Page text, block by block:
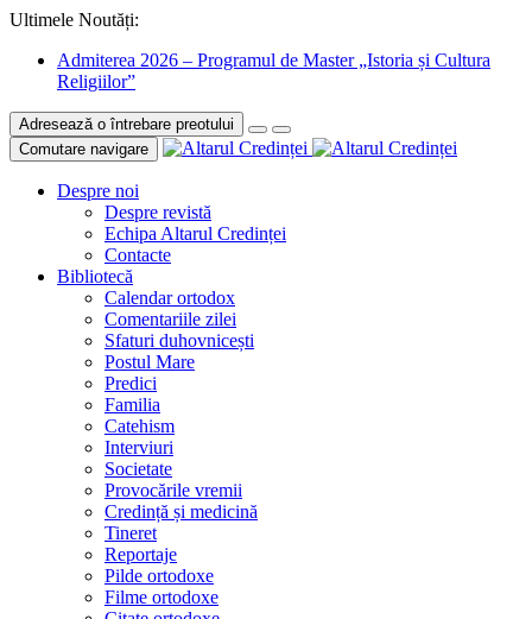
Ultimele Noutăți:
Admiterea 2026 – Programul de Master „Istoria și Cultura
Religiilor”
Adresează o întrebare preotului
Comutare navigare
Despre noi
Despre revistă
Echipa Altarul Credinței
Contacte
Bibliotecă
Calendar ortodox
Comentariile zilei
Sfaturi duhovnicești
Postul Mare
Predici
Familia
Catehism
Interviuri
Societate
Provocările vremii
Credință și medicină
Tineret
Reportaje
Pilde ortodoxe
Filme ortodoxe